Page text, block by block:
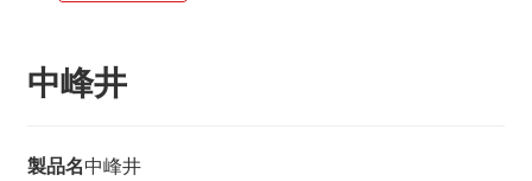
中峰井
製品名中峰井